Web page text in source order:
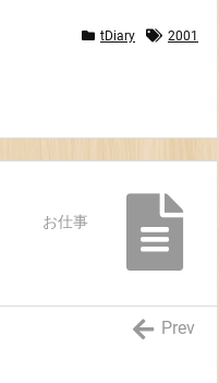
tDiary 2001
お仕事
Prev